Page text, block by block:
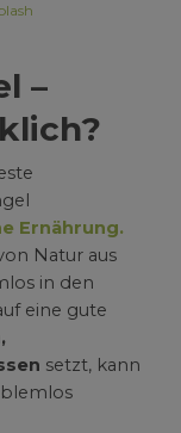
–
Ernährung.
Natur aus
in den
eine gute
setzt, kann